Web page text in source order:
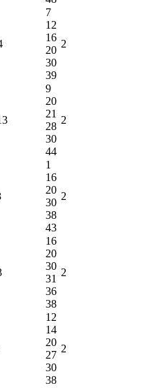
7
12
16
20
30
39
2
9
20
21
28
30
44
2
1
16
20
30
38
43
2
16
20
30
31
36
38
2
12
14
20
27
30
38
2